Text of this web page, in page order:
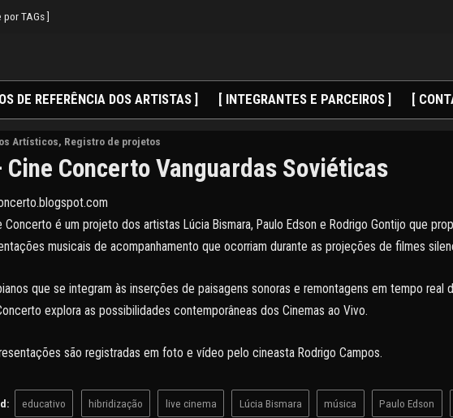
por TAGs ]
DE REFERÊNCIA DOS ARTISTAS ] [ INTEGRANTES E PARCEIROS ] [
Artísticos, Registro de projetos
Cine Concerto Vanguardas Soviéticas
Concerto é um projeto dos artistas Lúcia Bismara, Paulo Edson e Rodrigo Gontijo que
musicais de acompanhamento que ocorriam durante as projeções de filmes
que se integram às inserções de paisagens sonoras e remontagens em tempo
explora as possibilidades contemporâneas dos Cinemas ao Vivo.
são registradas em foto e vídeo pelo cineasta Rodrigo Campos.
educativo hibridização live cinema Lúcia Bismara música Paulo Edson